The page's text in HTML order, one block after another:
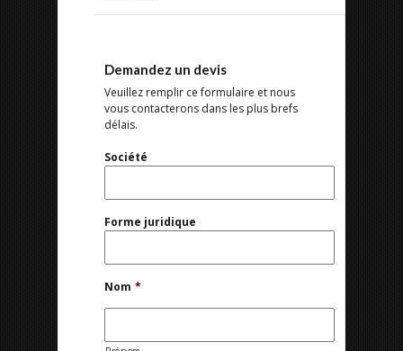
Demandez un devis
Veuillez remplir ce formulaire et nous
vous contacterons dans les plus brefs
délais.
Société
Forme juridique
Nom *